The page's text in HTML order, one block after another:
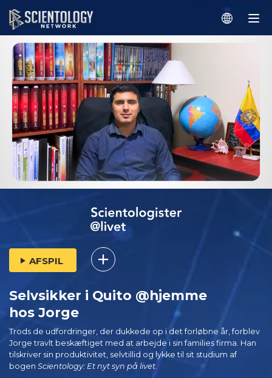
AFSPIL
Selvsikker i Quito @hjemme
hos Jorge
Trods de udfordringer, der dukkede op i det forløbne år, forblev
Jorge travlt beskæftiget med at arbejde i sin families firma. Han
tilskriver sin produktivitet, selvtillid og lykke til sit studium af
bogen Scientology: Et nyt syn på livet